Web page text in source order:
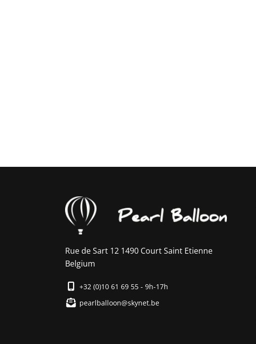
Rue de Sart 12 1490 Court Saint Etienne
Belgium
+32 (0)10 61 69 55 - 9h-17h
pearlballoon@skynet.be